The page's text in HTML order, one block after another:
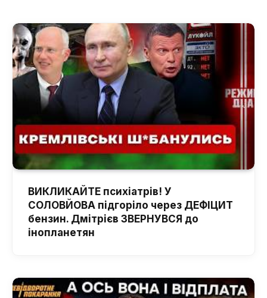
ВИКЛИКАЙТЕ психіатрів! У
СОЛОВЙОВА підгоріло через ДЕФІЦИТ
бензин. Дмітрієв ЗВЕРНУВСЯ до
інопланетян